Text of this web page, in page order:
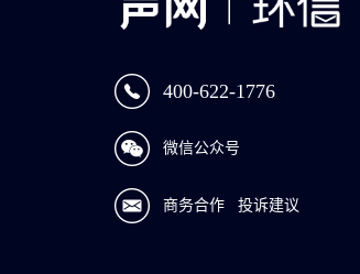
400-622-1776
微信公众号
商务合作 投诉建议